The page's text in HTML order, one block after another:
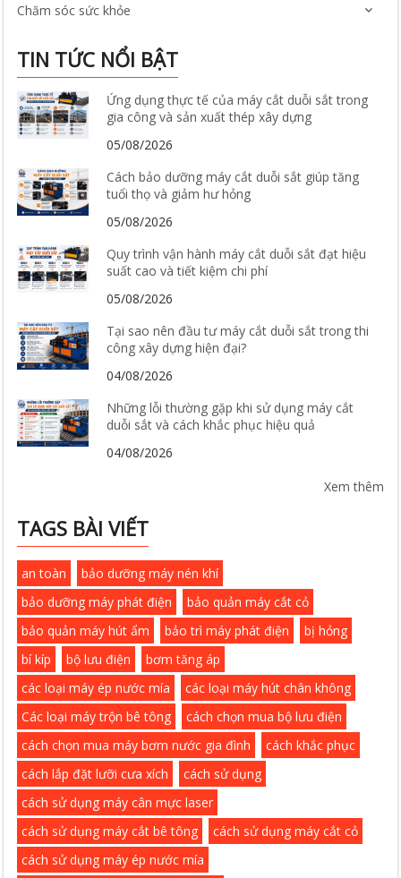
Chăm sóc sức khỏe
TIN TỨC NỔI BẬT
Ứng dụng thực tế của máy cắt duỗi sắt trong
gia công và sản xuất thép xây dựng
05/08/2026
Cách bảo dưỡng máy cắt duỗi sắt giúp tăng
tuổi thọ và giảm hư hỏng
05/08/2026
Quy trình vận hành máy cắt duỗi sắt đạt hiệu
suất cao và tiết kiệm chi phí
05/08/2026
Tại sao nên đầu tư máy cắt duỗi sắt trong thi
công xây dựng hiện đại?
04/08/2026
Những lỗi thường gặp khi sử dụng máy cắt
duỗi sắt và cách khắc phục hiệu quả
04/08/2026
Xem thêm
TAGS BÀI VIẾT
an toàn
bảo dưỡng máy nén khí
bảo dưỡng máy phát điện
bảo quản máy cắt cỏ
bảo quản máy hút ẩm
bảo trì máy phát điện
bị hỏng
bí kíp
bộ lưu điện
bơm tăng áp
các loại máy ép nước mía
các loại máy hút chân không
Các loại máy trộn bê tông
cách chọn mua bộ lưu điện
cách chọn mua máy bơm nước gia đình
cách khắc phục
cách lắp đặt lưỡi cưa xích
cách sử dụng
cách sử dụng máy cân mực laser
cách sử dụng máy cắt bê tông
cách sử dụng máy cắt cỏ
cách sử dụng máy ép nước mía